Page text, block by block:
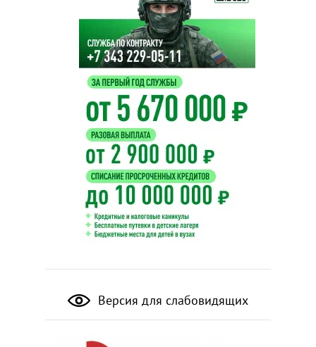
Версия для слабовидящих